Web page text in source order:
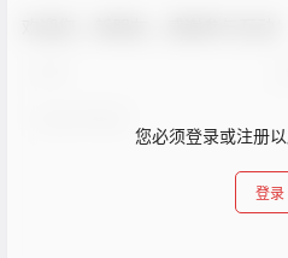
您必须登录或注册
登录